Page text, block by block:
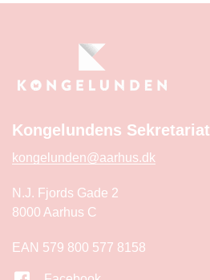
Kongelundens Sekretariat
kongelunden@aarhus.dk
N.J. Fjords Gade 2
8000 Aarhus C
EAN 579 800 577 8158